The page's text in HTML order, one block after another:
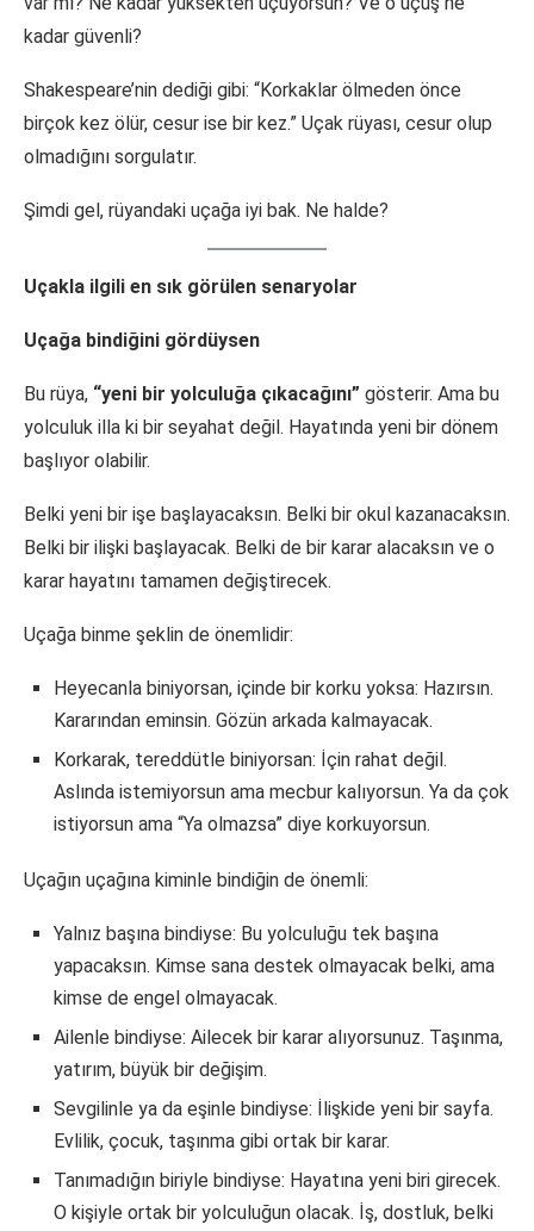
kadar güvenli?
Shakespeare’nin dediği gibi: “Korkaklar ölmeden önce
birçok kez ölür, cesur ise bir kez.” Uçak rüyası, cesur olup
olmadığını sorgulatır.
Şimdi gel, rüyandaki uçağa iyi bak. Ne halde?
Uçakla ilgili en sık görülen senaryolar
Uçağa bindiğini gördüysen
Bu rüya, “yeni bir yolculuğa çıkacağını” gösterir. Ama bu
yolculuk illa ki bir seyahat değil. Hayatında yeni bir dönem
başlıyor olabilir.
Belki yeni bir işe başlayacaksın. Belki bir okul kazanacaksın.
Belki bir ilişki başlayacak. Belki de bir karar alacaksın ve o
karar hayatını tamamen değiştirecek.
Uçağa binme şeklin de önemlidir:
Heyecanla biniyorsan, içinde bir korku yoksa: Hazırsın.
Kararından eminsin. Gözün arkada kalmayacak.
Korkarak, tereddütle biniyorsan: İçin rahat değil.
Aslında istemiyorsun ama mecbur kalıyorsun. Ya da çok
istiyorsun ama “Ya olmazsa” diye korkuyorsun.
Uçağın uçağına kiminle bindiğin de önemli:
Yalnız başına bindiyse: Bu yolculuğu tek başına
yapacaksın. Kimse sana destek olmayacak belki, ama
kimse de engel olmayacak.
Ailenle bindiyse: Ailecek bir karar alıyorsunuz. Taşınma,
yatırım, büyük bir değişim.
Sevgilinle ya da eşinle bindiyse: İlişkide yeni bir sayfa.
Evlilik, çocuk, taşınma gibi ortak bir karar.
Tanımadığın biriyle bindiyse: Hayatına yeni biri girecek.
O kişiyle ortak bir yolculuğun olacak. İş, dostluk, belki